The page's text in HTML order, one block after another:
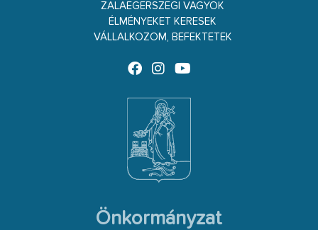
ZALAEGERSZEGI VAGYOK
ÉLMÉNYEKET KERESEK
VÁLLALKOZOM, BEFEKTETEK
Önkormányzat